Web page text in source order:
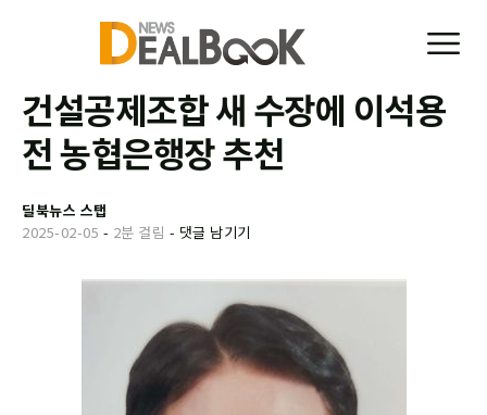
건설공제조합 새 수장에 이석용
전 농협은행장 추천
딜북뉴스 스탭
2025-02-05 - 2분 걸림 - 댓글 남기기